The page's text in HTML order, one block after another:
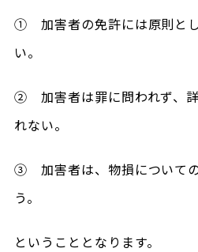
① 加害者の免許には原則と
い。
② 加害者は罪に問われず、
れない。
③ 加害者は、物損について
う。
ということとなります。